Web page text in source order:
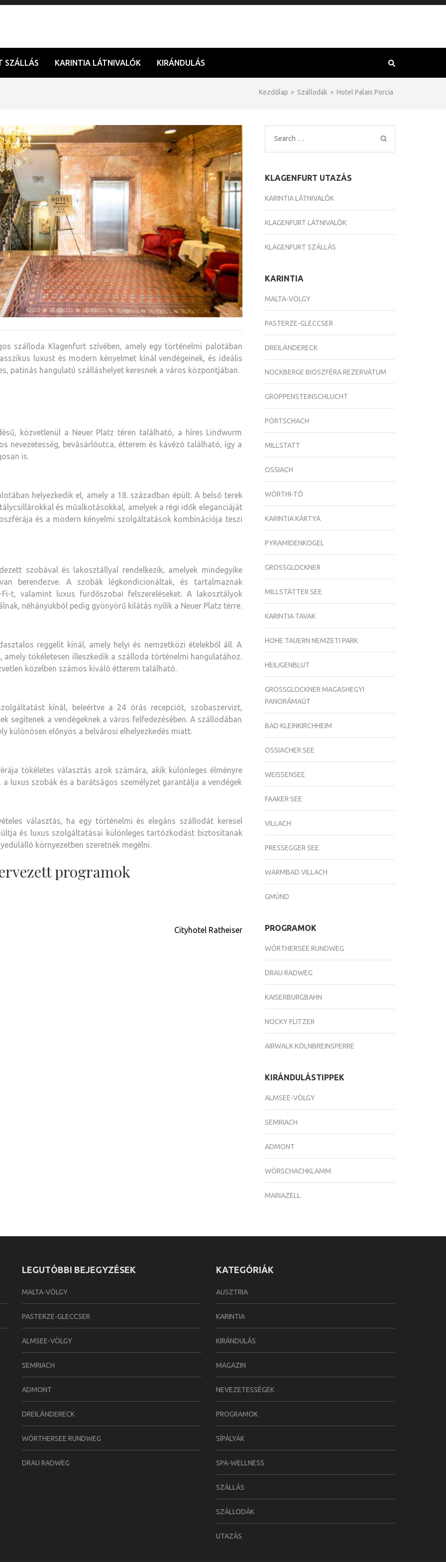
SZÁLLÁS KARINTIA LÁTNIVALÓK KIRÁNDULÁS
Kezdőlap > Szállodák > Hotel Palais Porcia
szálloda Klagenfurt szívében, amely egy történelmi palotában
luxust és modern kényelmet kínál vendégeinek, és ideális
patinás hangulatú szálláshelyet keresnek a város központjában.
közvetlenül a Neuer Platz téren található, a híres Lindwurm
nevezetesség, bevásárlóutca, étterem és kávézó található, így a
is.
helyezkedik el, amely a 18. században épült. A belső terek
és műalkotásokkal, amelyek a régi idők eleganciáját
és a modern kényelmi szolgáltatások kombinációja teszi
szobával és lakosztállyal rendelkezik, amelyek mindegyike
berendezve. A szobák légkondicionáltak, és tartalmaznak
t, valamint luxus fürdőszobai felszereléseket. A lakosztályok
néhányukból pedig gyönyörű kilátás nyílik a Neuer Platz térre.
reggelit kínál, amely helyi és nemzetközi ételekből áll. A
amely tökéletesen illeszkedik a szálloda történelmi hangulatához.
közelben számos kiváló étterem található.
kínál, beleértve a 24 órás recepciót, szobaszervizt,
segítenek a vendégeknek a város felfedezésében. A szállodában
különösen előnyös a belvárosi elhelyezkedés miatt.
tökéletes választás azok számára, akik különleges élményre
luxus szobák és a barátságos személyzet garantálja a vendégek
választás, ha egy történelmi és elegáns szállodát keresel
és luxus szolgáltatásai különleges tartózkodást biztosítanak
környezetben szeretnék megélni.
programok
Cityhotel Ratheiser
Search
for:
KLAGENFURT UTAZÁS
KARINTIA LÁTNIVALÓK
KLAGENFURT LÁTNIVALÓK
KLAGENFURT SZÁLLÁS
KARINTIA
MALTA-VÖLGY
PASTERZE-GLECCSER
DREILÄNDERECK
NOCKBERGE BIOSZFÉRA REZERVÁTUM
GROPPENSTEINSCHLUCHT
PÖRTSCHACH
MILLSTATT
OSSIACH
WÖRTHI-TÓ
KARINTIA KÁRTYA
PYRAMIDENKOGEL
GROSSGLOCKNER
MILLSTÄTTER SEE
KARINTIA TAVAK
HOHE TAUERN NEMZETI PARK
HEILIGENBLUT
GROSSGLOCKNER MAGASHEGYI
PANORÁMAÚT
BAD KLEINKIRCHHEIM
OSSIACHER SEE
WEISSENSEE
FAAKER SEE
VILLACH
PRESSEGGER SEE
WARMBAD VILLACH
GMÜND
PROGRAMOK
WÖRTHERSEE RUNDWEG
DRAU RADWEG
KAISERBURGBAHN
NOCKY FLITZER
AIRWALK KÖLNBREINSPERRE
KIRÁNDULÁSTIPPEK
ALMSEE-VÖLGY
SEMRIACH
ADMONT
WÖRSCHACHKLAMM
MARIAZELL
LEGUTÓBBI BEJEGYZÉSEK
MALTA-VÖLGY
PASTERZE-GLECCSER
ALMSEE-VÖLGY
SEMRIACH
ADMONT
DREILÄNDERECK
WÖRTHERSEE RUNDWEG
DRAU RADWEG
KATEGÓRIÁK
AUSZTRIA
KARINTIA
KIRÁNDULÁS
MAGAZIN
NEVEZETESSÉGEK
PROGRAMOK
SÍPÁLYÁK
SPA-WELLNESS
SZÁLLÁS
SZÁLLODÁK
UTAZÁS